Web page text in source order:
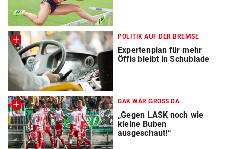
POLITIK AUF DER BREMSE
Expertenplan für mehr
Öffis bleibt in Schublade
GAK WAR GROSS DA
„Gegen LASK noch wie
kleine Buben
ausgeschaut!“